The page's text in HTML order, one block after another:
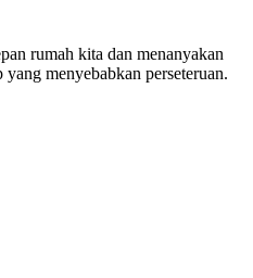
rumah kita dan menanyakan
menyebabkan perseteruan.